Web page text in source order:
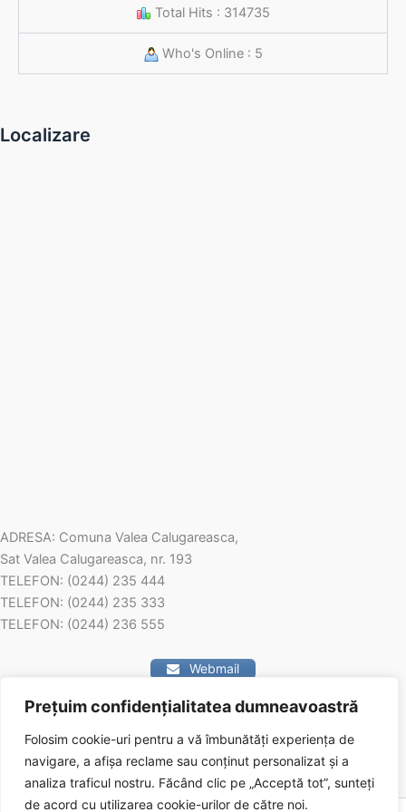
Prețuim confidențialitatea dumneavoastră
Folosim cookie-uri pentru a vă îmbunătăți experiența de
navigare, a afișa reclame sau conținut personalizat și a
analiza traficul nostru. Făcând clic pe „Acceptă tot”, sunteți
de acord cu utilizarea cookie-urilor de către noi.
situat in satul Rachieri, numar cadastral 22255-
Cl, pe o perioada de 60 de luni. Pretul de pornire
la licitatie incepe de la 125.82 euro/ lunar.
domeniu privat al comunei Valea Calugareasca
Total Hits : 314735
Who's Online : 5
Localizare
ADRESA: Comuna Valea Calugareasca,
Sat Valea Calugareasca, nr. 193
TELEFON: (0244) 235 444
TELEFON: (0244) 235 333
TELEFON: (0244) 236 555
Webmail
Contact